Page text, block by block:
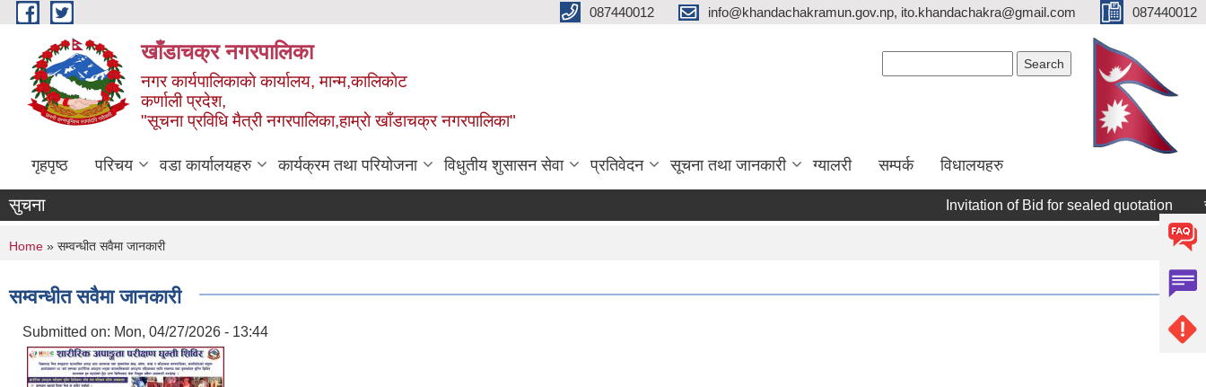
Skip to main content 087440012 info@khandachakramun.gov.np, ito.khandachakra@gmail.com 087440012
खाँडाचक्र नगरपालिका
नगर कार्यपालिकाकाे कार्यालय, मान्म,कालिकाेट
क‍र्णाली प्रदेश,
"सूचना प्रविधि मैत्री नगरपालिका,हाम्राे खाँडाचक्र नगरपालिका"
गृहपृष्ठ परिचय वडा कार्यालयहरु कार्यक्रम तथा परियोजना विधुतीय शुसासन सेवा प्रतिवेदन सूचना तथा जानकारी ग्यालरी सम्पर्क विधालयहरु
सुचना Invitation of Bid for sealed quotation
You are here
Home » सम्वन्धीत सवैमा जानकारी
सम्वन्धीत सवैमा जानकारी
Submitted on: Mon, 04/27/2026 - 13:44